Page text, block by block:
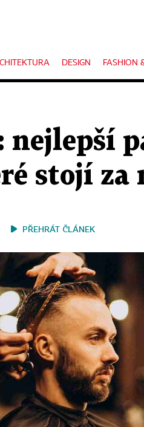
DESIGN FASHION
nejlepší
stojí za
PŘEHRÁT ČLÁNEK